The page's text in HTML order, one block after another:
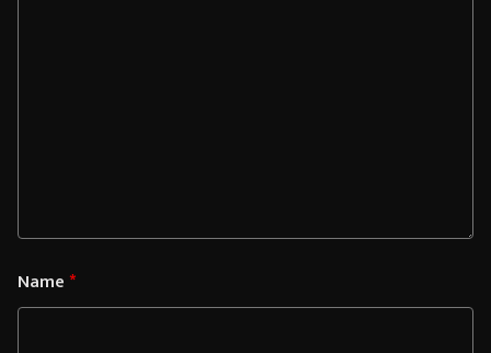
Name*